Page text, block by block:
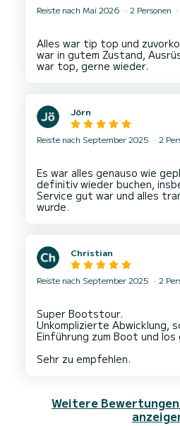
Reiste nach Mai 2026 2 Personen
Alles war tip top und
war in gutem Zustand,
Jörn
Reiste nach September 2025 2
Es war alles genauso wie
definitiv wieder buchen,
Service gut war und alles
Christian
Reiste nach September 2025 2
Super Bootstour.
Unkomplizierte Abwicklung,
Einführung zum Boot und los
Weitere